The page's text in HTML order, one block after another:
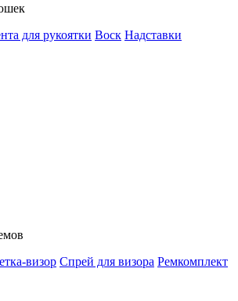
для рукоятки Воск Надставки
визор Спрей для визора Ремкомплект